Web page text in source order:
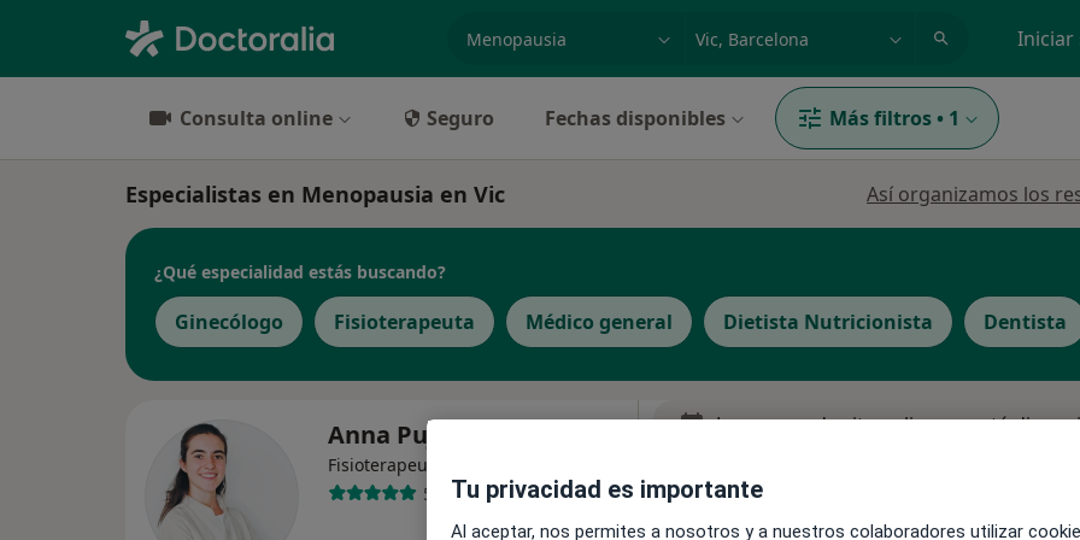
Iniciar
Consulta online Seguro Fechas disponibles Más filtros • 1
Especialistas en Menopausia en Vic Así organizamos los
¿Qué especialidad estás buscando?
Ginecólogo Fisioterapeuta Médico general Dietista Nutricionista Dentista
Anna Pujol Homs
Fisioterapeuta
5 opiniones
La reserva de cita online no está
Tu privacidad es importante
Al aceptar, nos permites a nosotros y a nuestros colaboradores utilizar